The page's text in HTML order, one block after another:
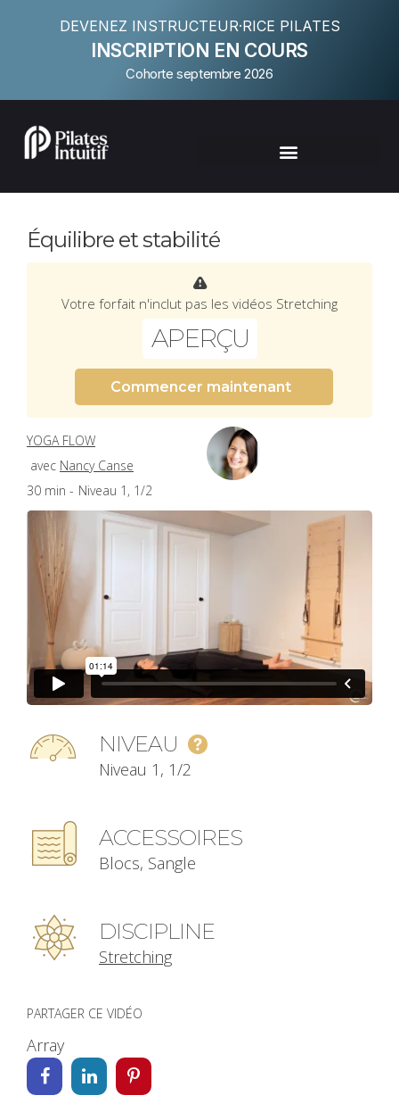
DEVENEZ INSTRUCTEUR·RICE PILATES
INSCRIPTION EN COURS
Cohorte septembre 2026
Équilibre et stabilité
Votre forfait n'inclut pas les vidéos Stretching
APERÇU
Commencer maintenant
YOGA FLOW
avec Nancy Canse
30 min - Niveau 1, 1/2
NIVEAU
Niveau 1, 1/2
ACCESSOIRES
Blocs, Sangle
DISCIPLINE
Stretching
PARTAGER CE VIDÉO
Array